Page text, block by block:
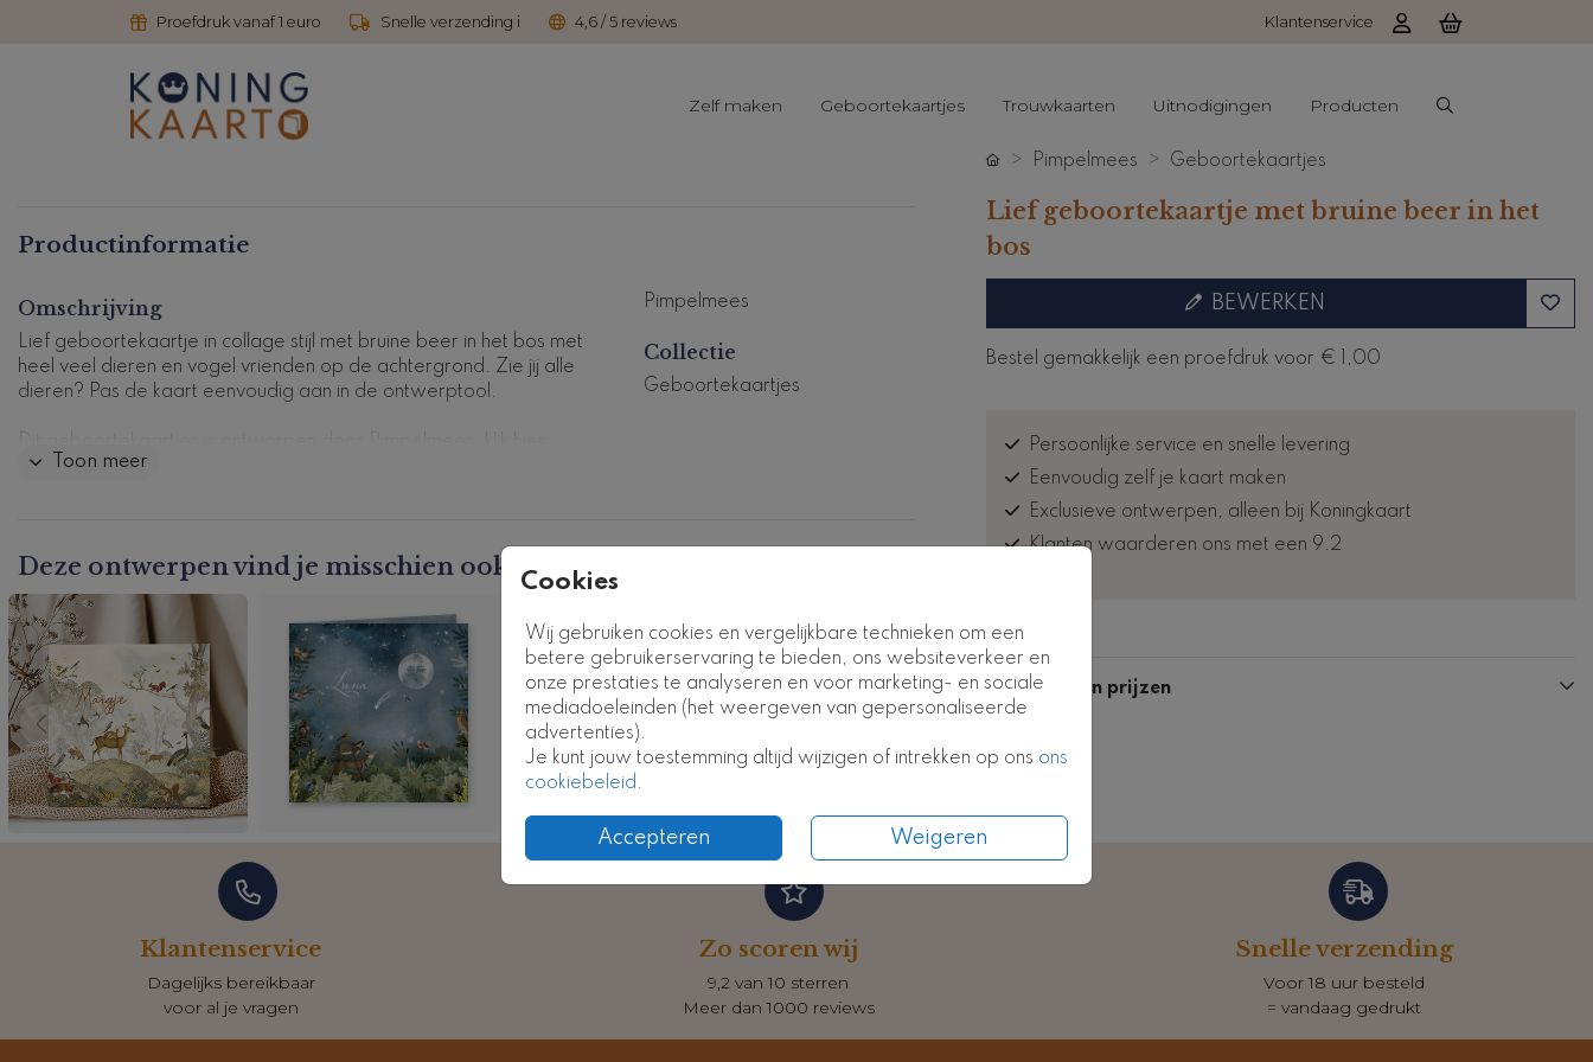
Proefdruk vanaf 1 euro Snelle verzending i 4,6 / 5 reviews Klantenservice
Zelf maken Geboortekaartjes Trouwkaarten Uitnodigingen Producten
Cookies
Wij gebruiken cookies en vergelijkbare technieken om een
betere gebruikerservaring te bieden, ons websiteverkeer en
onze prestaties te analyseren en voor marketing- en sociale
mediadoeleinden (het weergeven van gepersonaliseerde
advertenties).
Je kunt jouw toestemming altijd wijzigen of intrekken op ons ons
cookiebeleid.
Accepteren Weigeren
Productinformatie
Omschrijving
Lief geboortekaartje in collage stijl met bruine beer in het bos met
heel veel dieren en vogel vrienden op de achtergrond. Zie jij alle
dieren? Pas de kaart eenvoudig aan in de ontwerptool.
voor alle ontwerpen
Toon meer
Pimpelmees
Collectie
Geboortekaartjes
Deze ontwerpen vind je misschien ook leuk
Pimpelmees Geboortekaartjes
Lief geboortekaartje met bruine beer in het
bos
BEWERKEN
Bestel gemakkelijk een proefdruk voor € 1,00
Persoonlijke service en snelle levering
Eenvoudig zelf je kaart maken
Exclusieve ontwerpen, alleen bij Koningkaart
Klanten waarderen ons met een 9.2
Formaten en prijzen
Klantenservice
Dagelijks bereikbaar
voor al je vragen
Zo scoren wij
9,2 van 10 sterren
Meer dan 1000 reviews
Snelle verzending
Voor 18 uur besteld
= vandaag gedrukt